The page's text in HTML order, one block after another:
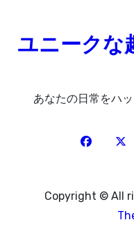
ユニークな
あなたの日常をハ
Copyright © All